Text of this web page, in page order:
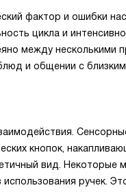
фактор и ошибки
цикла и
между несколькими
и общении с
кнопок,
вид. Некоторые
ручек.